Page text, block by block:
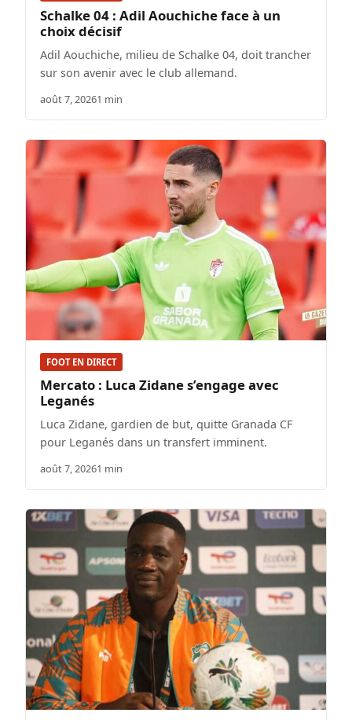
Schalke 04 : Adil Aouchiche face à un
choix décisif
Adil Aouchiche, milieu de Schalke 04, doit trancher
sur son avenir avec le club allemand.
août 7, 20261 min
FOOT EN DIRECT
Mercato : Luca Zidane s’engage avec
Leganés
Luca Zidane, gardien de but, quitte Granada CF
pour Leganés dans un transfert imminent.
août 7, 20261 min